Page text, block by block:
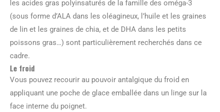
les acides gras polyinsaturés de la famille des oméga-3
(sous forme d’ALA dans les oléagineux, l’huile et les graines
de lin et les graines de chia, et de DHA dans les petits
poissons gras…) sont particulièrement recherchés dans ce
cadre.
Le froid
Vous pouvez recourir au pouvoir antalgique du froid en
appliquant une poche de glace emballée dans un linge sur la
face interne du poignet.